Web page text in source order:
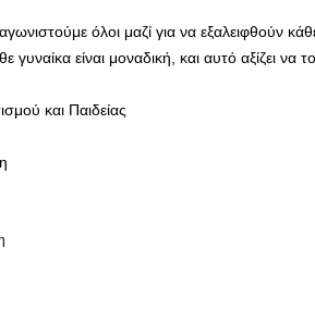
όλοι μαζί για να εξαλειφθούν
γυναίκα είναι μοναδική, και αυτό αξίζει να
και Παιδείας